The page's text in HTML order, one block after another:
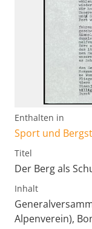
Enthalten in
Sport und
Titel
Der Berg als
Inhalt
Alpenverein),